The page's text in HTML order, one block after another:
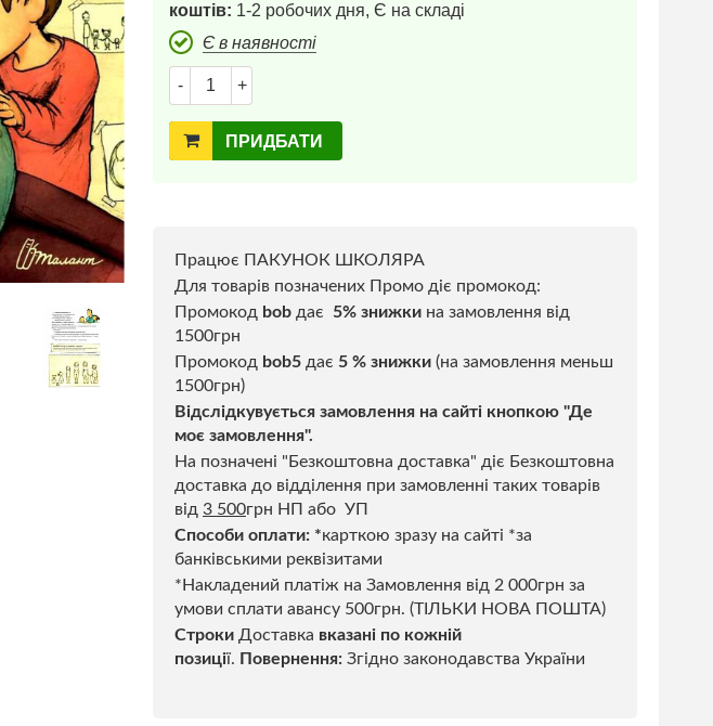
коштів: 1-2 робочих дня, Є на складі
Є в наявності
- +
ПРИДБАТИ
Працює ПАКУНОК ШКОЛЯРА
Для товарів позначених Промо діє промокод:
Промокод bob дає 5% знижки на замовлення від
1500грн
Промокод bob5 дає 5 % знижки (на замовлення меньш
1500грн)
Відслідкувується замовлення на сайті кнопкою "Де
моє замовлення".
На позначені "Безкоштовна доставка" діє Безкоштовна
доставка до відділення при замовленні таких товарів
від 3 500грн НП або УП
Способи оплати: *карткою зразу на сайті *за
банківськими реквізитами
*Накладений платіж на Замовлення від 2 000грн за
умови сплати авансу 500грн. (ТІЛЬКИ НОВА ПОШТА)
Строки Доставка вказані по кожній
позиції. Повернення: Згідно законодавства України